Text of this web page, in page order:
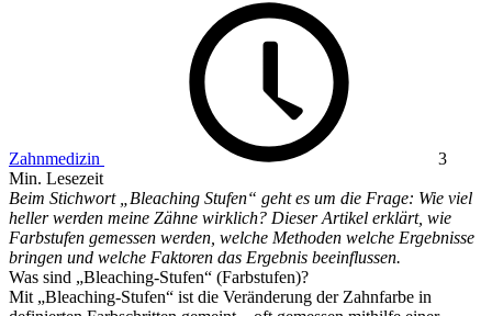
Zahnmedizin
3
Min. Lesezeit
Beim Stichwort „Bleaching Stufen“ geht es um die Frage: Wie viel
heller werden meine Zähne wirklich? Dieser Artikel erklärt, wie
Farbstufen gemessen werden, welche Methoden welche Ergebnisse
bringen und welche Faktoren das Ergebnis beeinflussen.
Was sind „Bleaching-Stufen“ (Farbstufen)?
Mit „Bleaching-Stufen“ ist die Veränderung der Zahnfarbe in